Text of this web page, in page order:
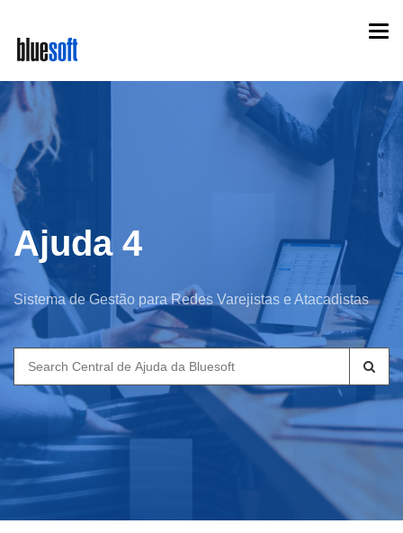
main
content
Ajuda 4
Sistema de Gestão para Redes Varejistas e Atacadistas
Search
for: